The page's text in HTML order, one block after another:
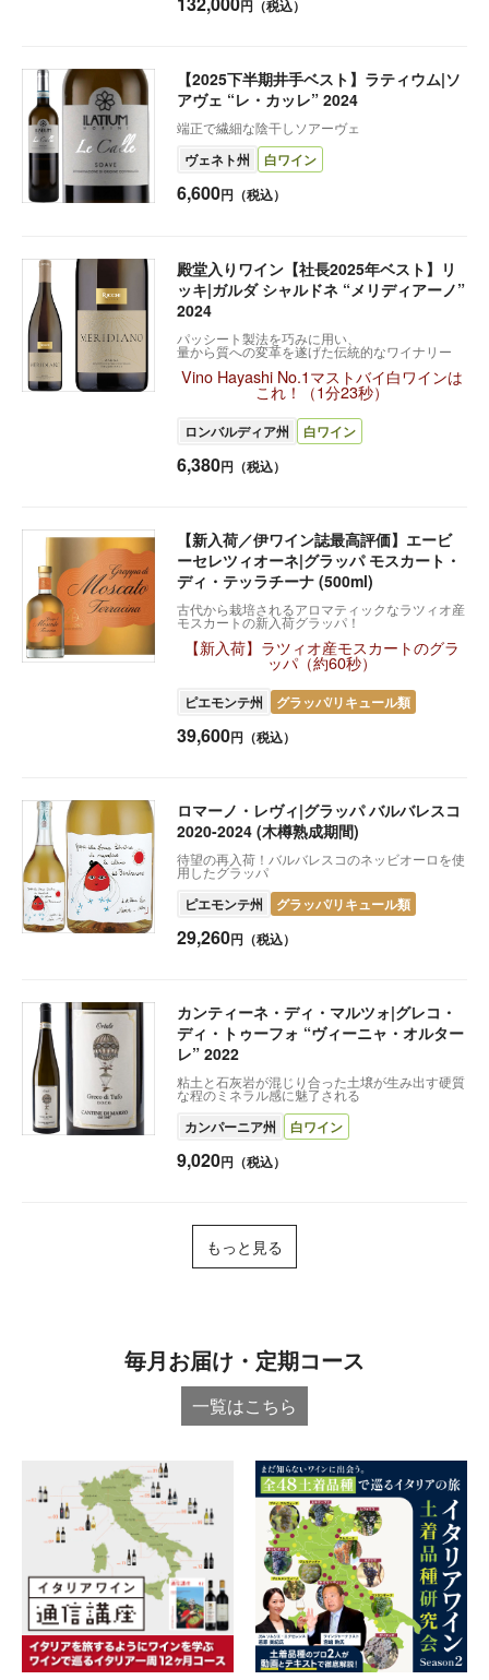
円（税込）
【2025下半期井手ベスト】ラティウム|ソ
アヴェ “レ・カッレ” 2024
端正で繊細な陰干しソアーヴェ
ヴェネト州 白ワイン
6,600円（税込）
殿堂入りワイン【社長2025年ベスト】リ
ッキ|ガルダ シャルドネ “メリディアーノ”
2024
パッシート製法を巧みに用い、
量から質への変革を遂げた伝統的なワイナリー
Vino Hayashi No.1マストバイ白ワインは
これ！（1分23秒）
ロンバルディア州 白ワイン
6,380円（税込）
【新入荷／伊ワイン誌最高評価】エービ
ーセレツィオーネ|グラッパ モスカート・
ディ・テッラチーナ (500ml)
古代から栽培されるアロマティックなラツィオ産
モスカートの新入荷グラッパ！
【新入荷】ラツィオ産モスカートのグラ
ッパ（約60秒）
ピエモンテ州 グラッパ/リキュール類
39,600円（税込）
ロマーノ・レヴィ|グラッパ バルバレスコ
2020-2024 (木樽熟成期間)
待望の再入荷！バルバレスコのネッビオーロを使
用したグラッパ
ピエモンテ州 グラッパ/リキュール類
29,260円（税込）
カンティーネ・ディ・マルツォ|グレコ・
ディ・トゥーフォ “ヴィーニャ・オルター
レ” 2022
粘土と石灰岩が混じり合った土壌が生み出す硬質
な程のミネラル感に魅了される
カンパーニア州 白ワイン
9,020円（税込）
もっと見る
毎月お届け・定期コース
一覧はこちら︎